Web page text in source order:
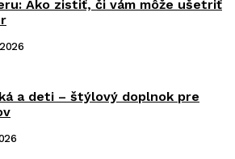
Ako zistiť, či vám môže ušetriť
a deti – štýlový doplnok pre